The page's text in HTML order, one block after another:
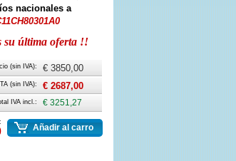
nacionales a
su última oferta !!
(sin IVA): € 3850,00
(sin IVA): € 2687,00
IVA incl.: € 3251,27
Añadir al carro